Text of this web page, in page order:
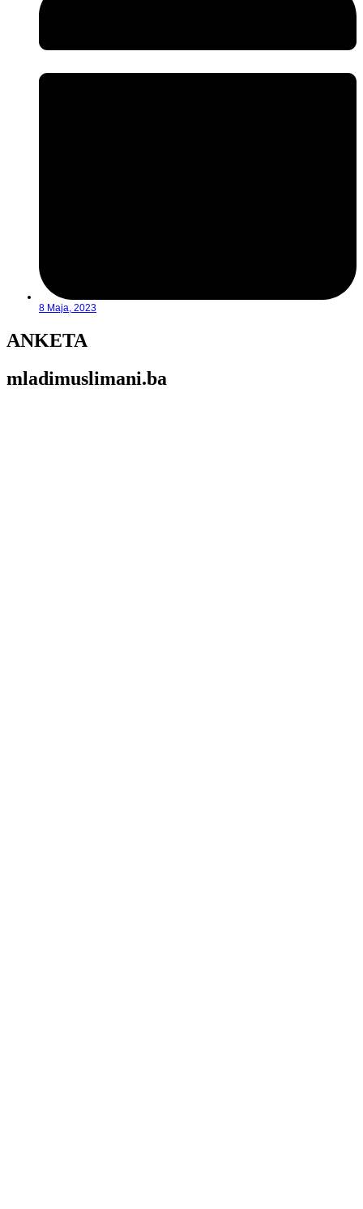
8 Maja, 2023
ANKETA
mladimuslimani.ba